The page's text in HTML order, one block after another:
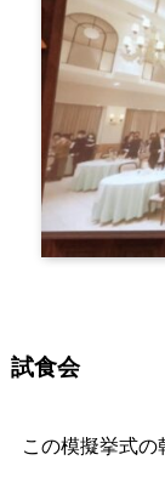
試食会
この模擬挙式の